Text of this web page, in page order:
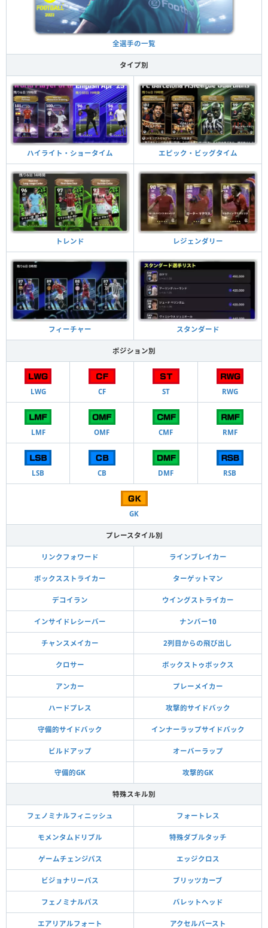
全選手の一覧
タイプ別
ハイライト・ショータイム エピック・ビッグタイム
トレンド レジェンダリー
フィーチャー スタンダード
ポジション別
LWG CF ST RWG
LMF OMF CMF RMF
LSB CB DMF RSB
GK
プレースタイル別
リンクフォワード ラインブレイカー
ボックスストライカー ターゲットマン
デコイラン ウイングストライカー
インサイドレシーバー ナンバー10
チャンスメイカー 2列目からの飛び出し
クロサー ボックストゥボックス
アンカー プレーメイカー
ハードプレス 攻撃的サイドバック
守備的サイドバック インナーラップサイドバック
ビルドアップ オーバーラップ
守備的GK 攻撃的GK
特殊スキル別
フェノミナルフィニッシュ フォートレス
モメンタムドリブル 特殊ダブルタッチ
ゲームチェンジパス エッジクロス
ビジョナリーパス ブリッツカーブ
フェノミナルパス バレットヘッド
エアリアルフォート アクセルバースト